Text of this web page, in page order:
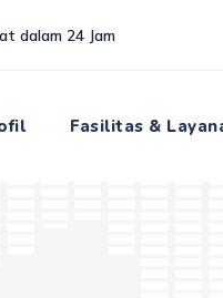
dalam 24 Jam
Fasilitas &